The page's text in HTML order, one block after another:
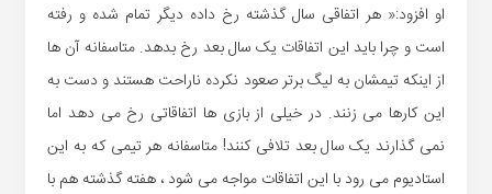
او افزود:« هر اتفاقی سال گذشته رخ داده دیگر تمام شده و رفته
است و چرا باید این اتفاقات یک سال بعد رخ بدهد. متاسفانه آن ها
از اینکه تیمشان به لیگ برتر صعود نکرده ناراحت هستند و دست به
این کارها می زنند. در خیلی از بازی ها اتفاقاتی رخ می دهد اما
نمی گذارند یک سال بعد تلافی کنند! متاسفانه هر تیمی که به این
استادیوم می رود با این اتفاقات مواجه می شود ، هفته گذشته هم با